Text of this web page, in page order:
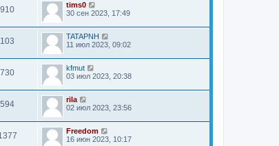
tims0
30 сен 2023, 17:49
TATAPNH
11 июл 2023, 09:02
kfmut
03 июл 2023, 20:38
rila
02 июл 2023, 23:56
Freedom
16 июн 2023, 10:17